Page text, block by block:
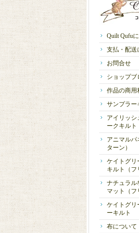
Quilt Qufu
支払・配送
お問合せ
ショップブ
作品の商用
サンプラー
アイリッシ
ークキルト
アニマルパ
ターン）
ケイトグリ
キルト（フ
ナチュラル
マット（フ
ケイトグリ
ーキルト
布について